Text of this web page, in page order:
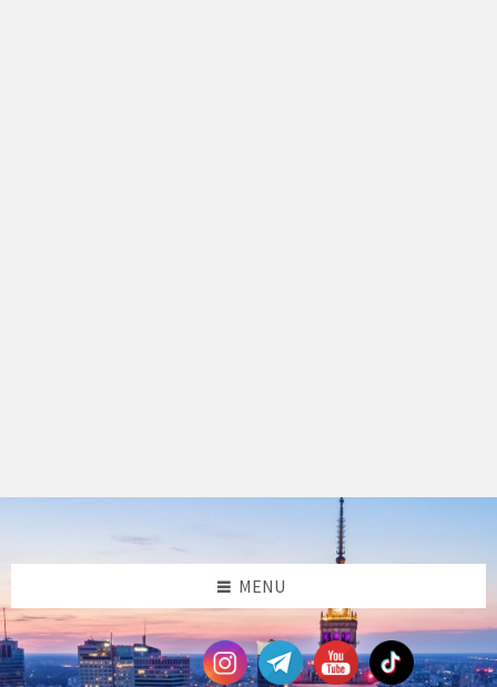
sidebar
sidebar
MENU